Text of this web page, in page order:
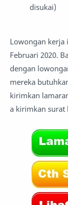
disukai)
Lowongan kerja
Februari 2020.
dengan
mereka
kirimkan
a kirimkan surat